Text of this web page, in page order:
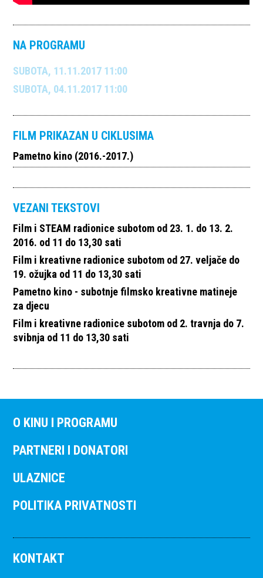
NA PROGRAMU
SUBOTA, 11.11.2017 11:00
SUBOTA, 04.11.2017 11:00
FILM PRIKAZAN U CIKLUSIMA
Pametno kino (2016.-2017.)
VEZANI TEKSTOVI
Film i STEAM radionice subotom od 23. 1. do 13. 2.
2016. od 11 do 13,30 sati
Film i kreativne radionice subotom od 27. veljače do
19. ožujka od 11 do 13,30 sati
Pametno kino - subotnje filmsko kreativne matineje
za djecu
Film i kreativne radionice subotom od 2. travnja do 7.
svibnja od 11 do 13,30 sati
O KINU I PROGRAMU
PARTNERI I DONATORI
ULAZNICE
POLITIKA PRIVATNOSTI
KONTAKT